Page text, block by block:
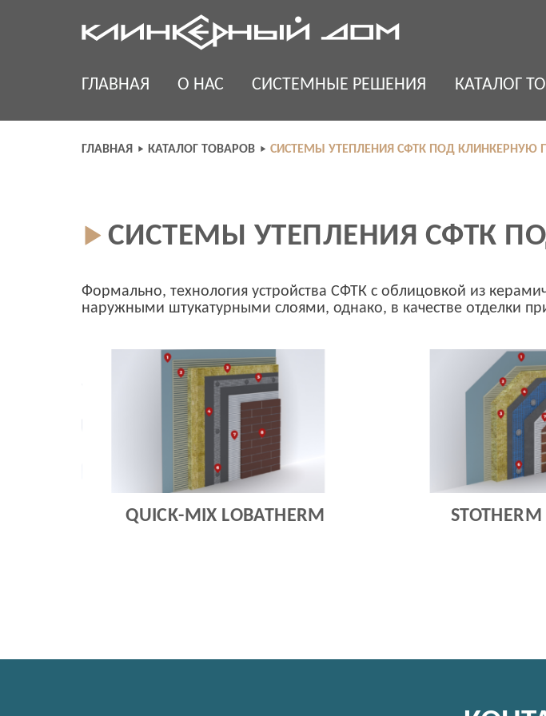
ГЛАВНАЯ О НАС СИСТЕМНЫЕ РЕШЕНИЯ КАТАЛОГ
ГЛАВНАЯ КАТАЛОГ ТОВАРОВ СИСТЕМЫ УТЕПЛЕНИЯ СФТК ПОД КЛИНКЕРНУЮ
СИСТЕМЫ УТЕПЛЕНИЯ СФТК
Формально, технология устройства СФТК с облицовкой из
наружными штукатурными слоями, однако, в качестве отделки
QUICK-MIX LOBATHERM